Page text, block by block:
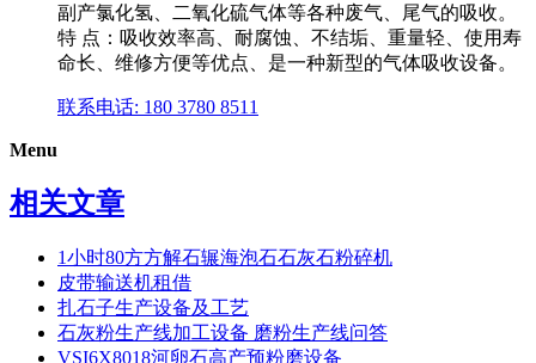
副产氯化氢、二氧化硫气体等各种废气、尾气的吸收。
特 点：吸收效率高、耐腐蚀、不结垢、重量轻、使用寿
命长、维修方便等优点、是一种新型的气体吸收设备。
联系电话: 180 3780 8511
Menu
相关文章
1小时80方方解石辗海泡石石灰石粉碎机
皮带输送机租借
扎石子生产设备及工艺
石灰粉生产线加工设备 磨粉生产线问答
VSI6X8018河卵石高产预粉磨设备